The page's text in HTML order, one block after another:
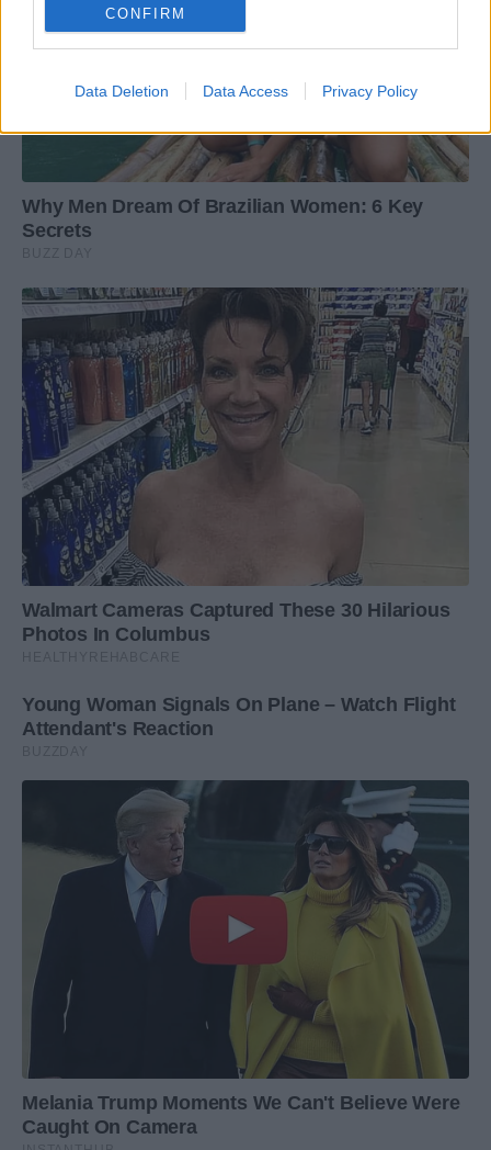
CONFIRM
Data Deletion Data Access Privacy Policy